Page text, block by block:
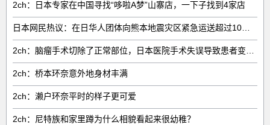
2ch：日本专家在中国寻找“哆啦A梦”山寨店，一下子找到4家店
日本网民热议：在日华人团体向熊本地震灾区紧急运送超过10吨救援物资
2ch：脑瘤手术切除了正常部位，日本医院手术失误导致患者变成植物人
2ch：桥本环奈意外地身材丰满
2ch：濑户环奈平时的样子更可爱
2ch：尼特族和家里蹲为什么相貌看起来很幼稚？